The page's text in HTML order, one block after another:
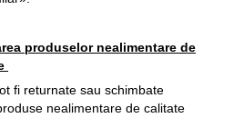
produselor nealimentare de
fi returnate sau schimbate
nealimentare de calitate